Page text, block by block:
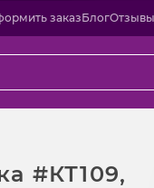
заказБлогОтзывы
белый
#КТ109,